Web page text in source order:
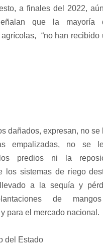
a finales del 2022,
que la mayoría
agrícolas, “no han recibido
dañados, expresan, no se
empalizadas, no se
los predios ni la
los sistemas de riego
a la sequía y
de
para el mercado nacional.
del Estado